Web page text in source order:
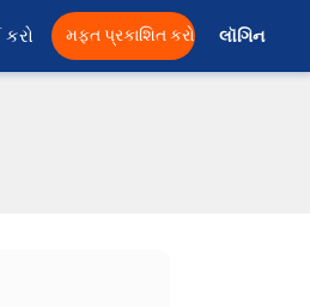
મફત પ્રકાશિત કરો લૉગિન